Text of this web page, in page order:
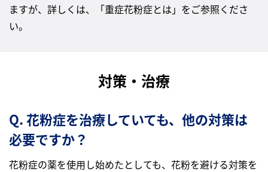
ますが、詳しくは、「重症花粉症とは」をご参照くださ
い。
対策・治療
Q. 花粉症を治療していても、他の対策は
必要ですか？
花粉症の薬を使用し始めたとしても、花粉を避ける対策を